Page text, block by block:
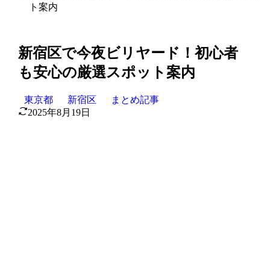
ト案内
新宿区で今夜ビリヤード！初心者
も安心の厳選スポット案内
東京都 新宿区
まとめ記事
2025年8月19日